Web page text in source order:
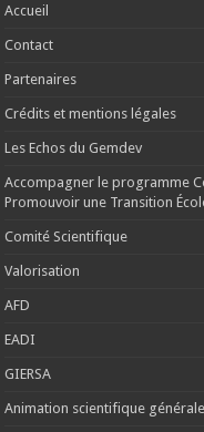
Accueil
Contact
Partenaires
Crédits et mentions légales
Les Echos du Gemdev
Accompagner le programme
Promouvoir une Transition
Comité Scientifique
Valorisation
AFD
EADI
GIERSA
Animation scientifique générale